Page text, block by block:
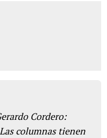
Cordero:
columnas tienen